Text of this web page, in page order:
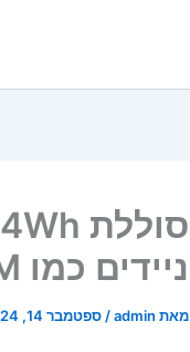
ניידים כמו GF63 Thin, Creator 17M ועוד
מאת admin
/ ספטמבר 14, 2024